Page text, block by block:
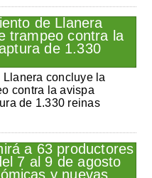
Llanera concluye la
contra la avispa
de 1.330 reinas